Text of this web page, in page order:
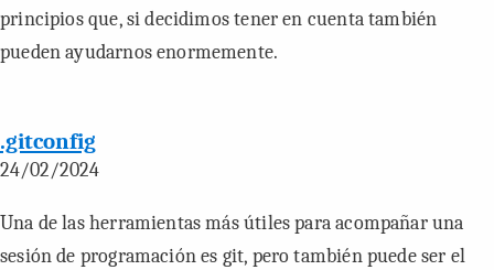
principios que, si decidimos tener en cuenta también
pueden ayudarnos enormemente.
.gitconfig
24/02/2024
Una de las herramientas más útiles para acompañar una
sesión de programación es git, pero también puede ser el